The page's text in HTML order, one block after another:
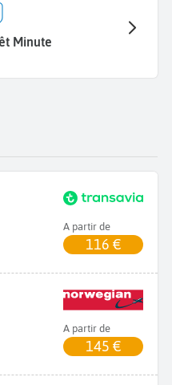
Minute
A partir de
116 €
A partir de
145 €